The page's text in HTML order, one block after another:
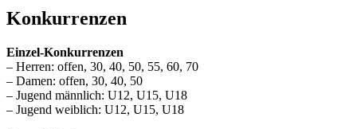
Konkurrenzen
Einzel-Konkurrenzen
– Herren: offen, 30, 40, 50, 55, 60, 70
– Damen: offen, 30, 40, 50
– Jugend männlich: U12, U15, U18
– Jugend weiblich: U12, U15, U18